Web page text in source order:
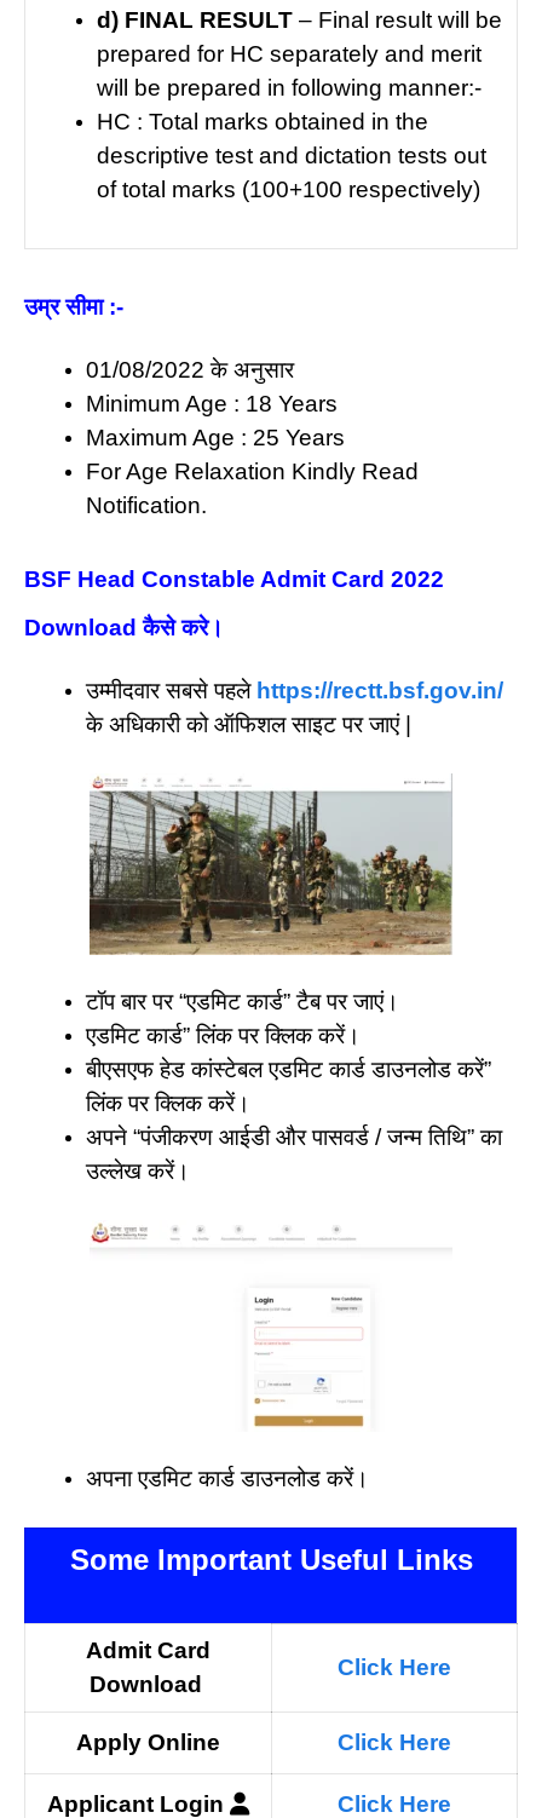
d) FINAL RESULT – Final result will be
prepared for HC separately and merit
will be prepared in following manner:-
HC : Total marks obtained in the
descriptive test and dictation tests out
of total marks (100+100 respectively)
उम्र सीमा:-
01/08/2022 के अनुसार
Minimum Age : 18 Years
Maximum Age : 25 Years
For Age Relaxation Kindly Read
Notification.
BSF Head Constable Admit Card 2022
Download कैसे करे।
उम्मीदवार सबसे पहले https://rectt.bsf.gov.in/
के अधिकारी को ऑफिशल साइट पर जाएं |
टॉप बार पर “एडमिट कार्ड” टैब पर जाएं।
एडमिट कार्ड” लिंक पर क्लिक करें।
बीएसएफ हेड कांस्टेबल एडमिट कार्ड डाउनलोड करें”
लिंक पर क्लिक करें।
अपने “पंजीकरण आईडी और पासवर्ड / जन्म तिथि” का
उल्लेख करें।
अपना एडमिट कार्ड डाउनलोड करें।
Some Important Useful Links
Admit Card
Download
Click Here
Apply Online Click Here
Applicant Login Click Here